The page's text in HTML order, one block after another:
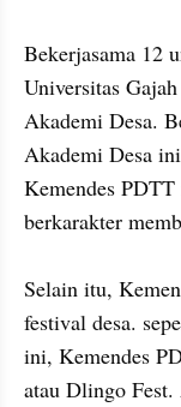
Bekerjasama 12
Universitas
Akademi Desa.
Akademi Desa
Kemendes
berkarakter
Selain itu,
festival desa.
ini, Kemendes
atau Dlingo